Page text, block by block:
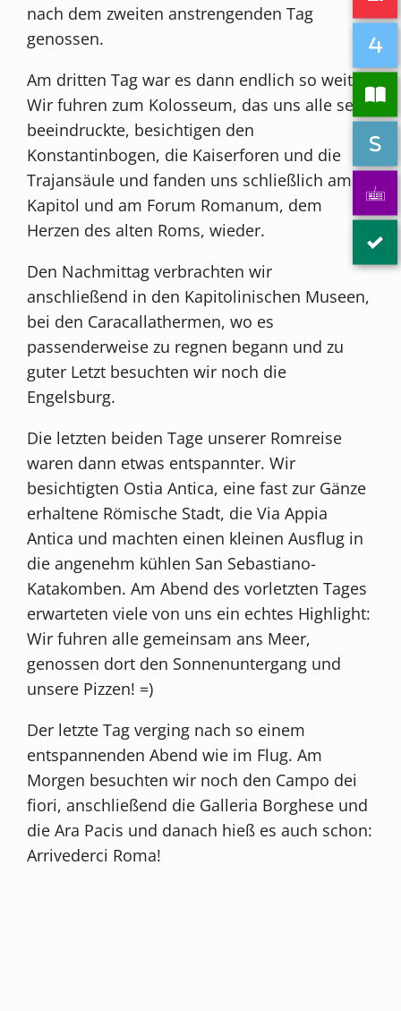
nach dem zweiten anstrengenden Tag
genossen.
Am dritten Tag war es dann endlich so weit:
Wir fuhren zum Kolosseum, das uns alle sehr
beeindruckte, besichtigen den
Konstantinbogen, die Kaiserforen und die
Trajansäule und fanden uns schließlich am
Kapitol und am Forum Romanum, dem
Herzen des alten Roms, wieder.
Den Nachmittag verbrachten wir
anschließend in den Kapitolinischen Museen,
bei den Caracallathermen, wo es
passenderweise zu regnen begann und zu
guter Letzt besuchten wir noch die
Engelsburg.
Die letzten beiden Tage unserer Romreise
waren dann etwas entspannter. Wir
besichtigten Ostia Antica, eine fast zur Gänze
erhaltene Römische Stadt, die Via Appia
Antica und machten einen kleinen Ausflug in
die angenehm kühlen San Sebastiano-
Katakomben. Am Abend des vorletzten Tages
erwarteten viele von uns ein echtes Highlight:
Wir fuhren alle gemeinsam ans Meer,
genossen dort den Sonnenuntergang und
unsere Pizzen! =)
Der letzte Tag verging nach so einem
entspannenden Abend wie im Flug. Am
Morgen besuchten wir noch den Campo dei
fiori, anschließend die Galleria Borghese und
die Ara Pacis und danach hieß es auch schon:
Arrivederci Roma!